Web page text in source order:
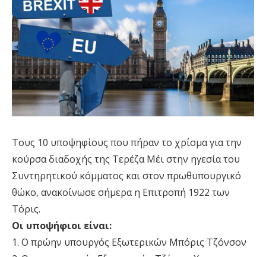
Τους 10 υποψηφίους που πήραν το χρίσμα για την
κούρσα διαδοχής της Τερέζα Μέι στην ηγεσία του
Συντηρητικού κόμματος και στον πρωθυπουργικό
θώκο, ανακοίνωσε σήμερα η Επιτροπή 1922 των
Τόρις.
Οι υποψήφιοι είναι:
1. Ο πρώην υπουργός Εξωτερικών Μπόρις Τζόνσον